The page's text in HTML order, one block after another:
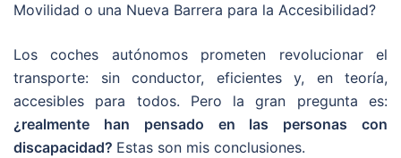
Movilidad o una Nueva Barrera para la Accesibilidad?
Los coches autónomos prometen revolucionar el
transporte: sin conductor, eficientes y, en teoría,
accesibles para todos. Pero la gran pregunta es:
¿realmente han pensado en las personas con
discapacidad? Estas son mis conclusiones.